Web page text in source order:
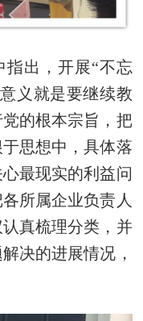
指出，开展“不忘
义就是要继续教
的根本宗旨，把
思想中，具体落
最现实的利益问
所属企业负责人
真梳理分类，并
决的进展情况，